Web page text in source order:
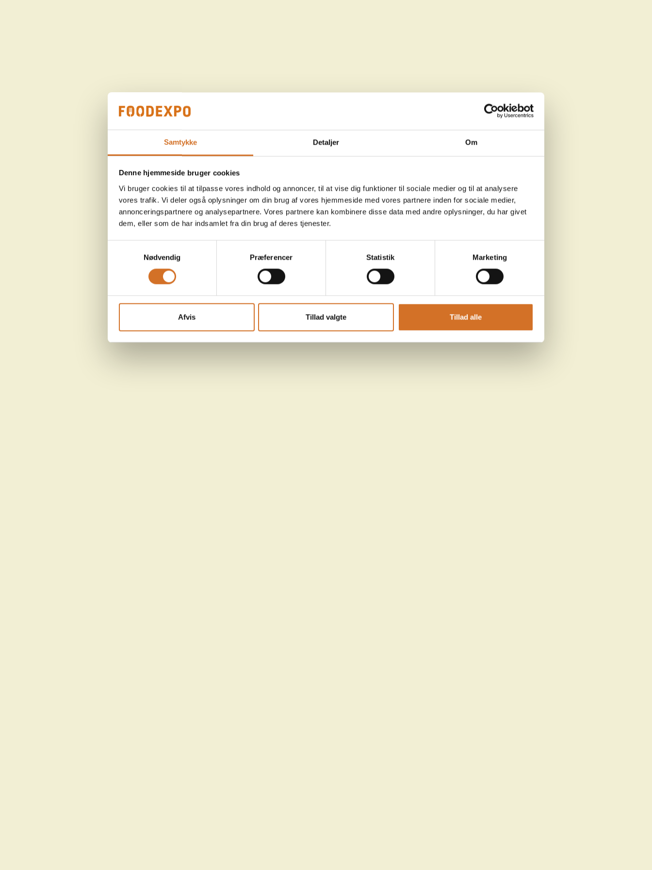
Samtykke Detaljer Om
Denne hjemmeside bruger cookies
Vi bruger cookies til at tilpasse vores indhold og annoncer, til at vise dig funktioner til sociale medier og til at analysere
vores trafik. Vi deler også oplysninger om din brug af vores hjemmeside med vores partnere inden for sociale medier,
annonceringspartnere og analysepartnere. Vores partnere kan kombinere disse data med andre oplysninger, du har givet
dem, eller som de har indsamlet fra din brug af deres tjenester.
Nødvendig
Præferencer Statistik Marketing
Afvis Tillad valgte Tillad alle